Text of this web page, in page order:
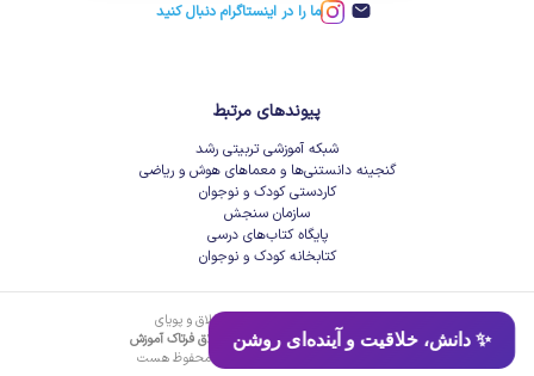
✨ دانش، خلاقیت و آینده‌ای روشن
ما را در اینستاگرام دنبال کنید
پیوندهای مرتبط
شبکه آموزشی تربیتی رشد
گنجینه دانستنی‌ها و معماهای هوش و ریاضی
کاردستی کودک و نوجوان
سازمان سنجش
پایگاه کتاب‌های درسی
کتابخانه کودک و نوجوان
توسعه داده شده توسط جوانان خلاق و پویای
شرکت دانش‌بنیان زیرساخت فناوری خلاق فرتاک آموزش
کلاسهمحفوظ هست